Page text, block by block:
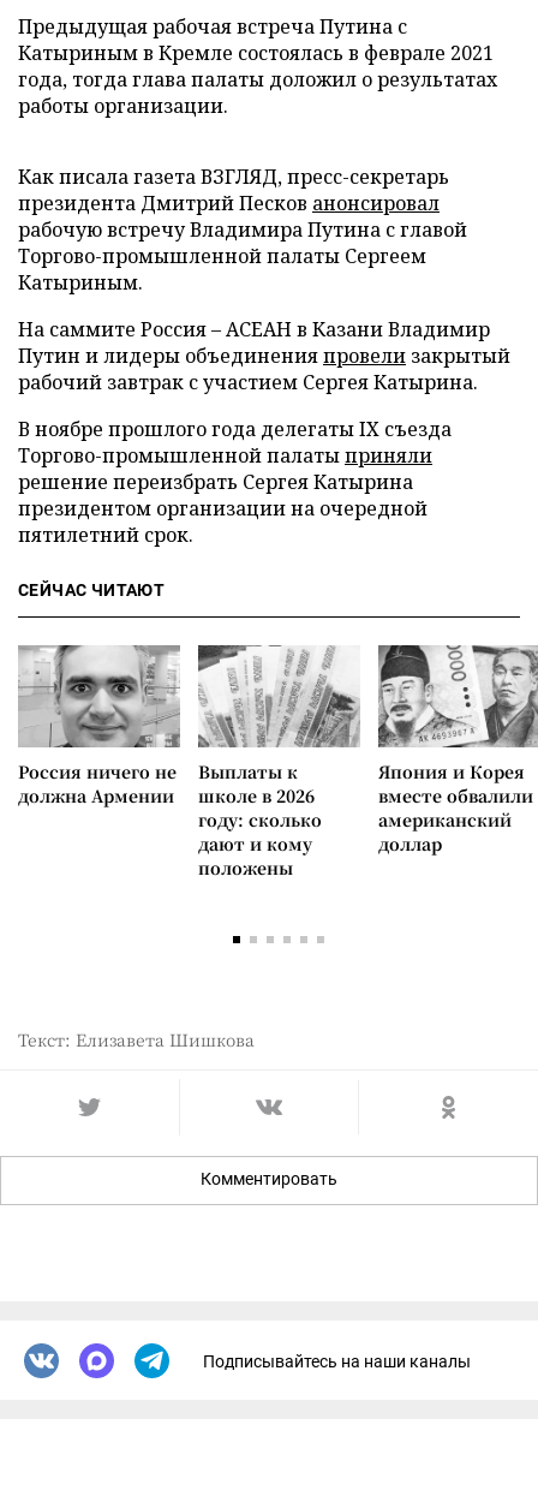
Предыдущая рабочая встреча Путина с
Катыриным в Кремле состоялась в феврале 2021
года, тогда глава палаты доложил о результатах
работы организации.
Как писала газета ВЗГЛЯД, пресс-секретарь
президента Дмитрий Песков анонсировал
рабочую встречу Владимира Путина с главой
Торгово-промышленной палаты Сергеем
Катыриным.
На саммите Россия – АСЕАН в Казани Владимир
Путин и лидеры объединенияпровели закрытый
рабочий завтрак с участием Сергея Катырина.
В ноябре прошлого года делегаты IX съезда
Торгово-промышленной палатыприняли
решение переизбрать Сергея Катырина
президентом организации на очередной
пятилетний срок.
СЕЙЧАС ЧИТАЮТ
Россия ничего не
должна Армении
Выплаты к
школе в 2026
году: сколько
дают и кому
положены
Япония и Корея
вместе обвалили
американский
доллар
Текст: Елизавета Шишкова
Комментировать
Подписывайтесь на наши каналы